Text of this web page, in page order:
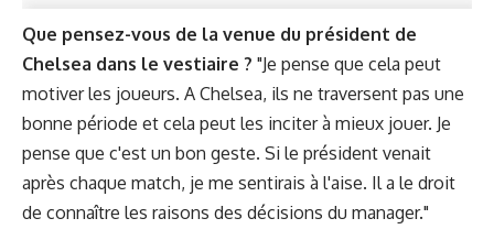
Que pensez-vous de la venue du président de
Chelsea dans le vestiaire ? "Je pense que cela peut
motiver les joueurs. A Chelsea, ils ne traversent pas une
bonne période et cela peut les inciter à mieux jouer. Je
pense que c'est un bon geste. Si le président venait
après chaque match, je me sentirais à l'aise. Il a le droit
de connaître les raisons des décisions du manager."